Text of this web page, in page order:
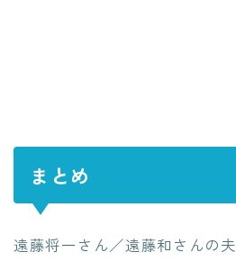
まとめ
遠藤将一さん／遠藤和さんの夫